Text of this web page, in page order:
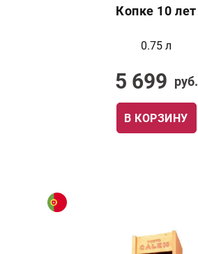
Копке 10 лет
0.75 л
5 699 руб.
В КОРЗИНУ